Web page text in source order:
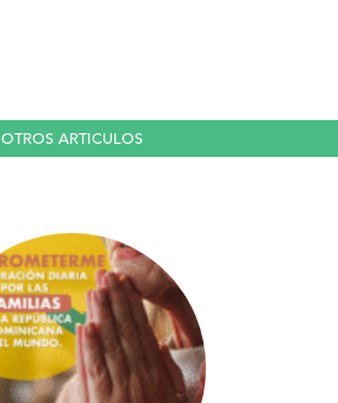
OTROS ARTICULOS